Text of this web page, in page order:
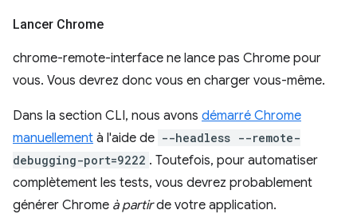
Lancer Chrome
chrome-remote-interface ne lance pas Chrome pour
vous. Vous devrez donc vous en charger vous-même.
Dans la section CLI, nous avons démarré Chrome
manuellement à l'aide de --headless --remote-
debugging-port=9222 . Toutefois, pour automatiser
complètement les tests, vous devrez probablement
générer Chrome à partirde votre application.